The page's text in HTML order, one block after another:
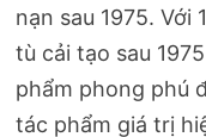
nạn sau 1975. Với
tù cải tạo sau
phẩm phong phú
tác phẩm giá trị